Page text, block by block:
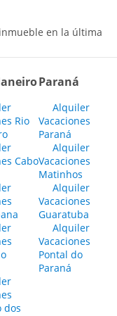
en la última
Rio
Cabo
dos
Paraná
Alquiler
Vacaciones
Paraná
Alquiler
Vacaciones
Matinhos
Alquiler
Vacaciones
Guaratuba
Alquiler
Vacaciones
Pontal do
Paraná